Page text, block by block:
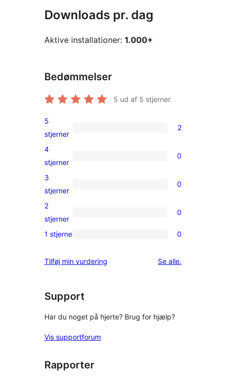
Downloads pr. dag
Aktive installationer: 1.000+
Bedømmelser
5 ud af 5 stjerner.
2
5-
stjernet
5
stjerner
2
0
4-
stjernet
4
stjerner
0
0
3-
stjernet
3
stjerner
0
0
2-
anmeldelser
2
stjerner
0
0
stjernet
1 stjerne 0
Tilføj min vurdering Se alleanmeldelser
.
Support
Har du noget på hjerte? Brug for hjælp?
Vis supportforum
Rapporter